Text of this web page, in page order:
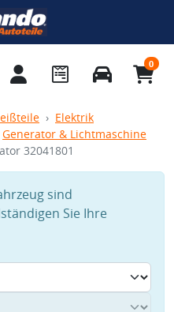
0
Elektrik
Generator & Lichtmaschine
32041801
sind
Sie Ihre